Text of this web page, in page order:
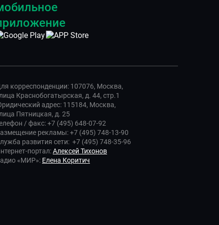
корреспонденции: 107076, Москва,
Краснобогатырская, д. 44, стр.1
адрес: 115184, Москва,
Пятницкая, д. 25
/ факс: +7 (495) 648-07-92
рекламы: +7 (495) 748-13-90
развития сети: +7 (495) 748-35-96
портал:Алексей Тихонов
«МИР»: Елена Коритич